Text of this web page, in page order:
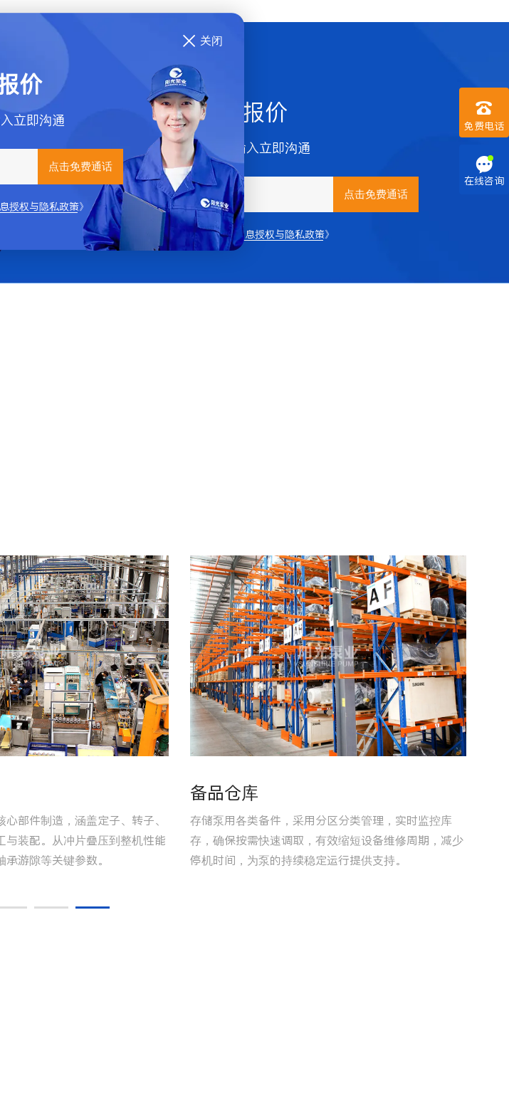
高级工程师
专业为您选型报价
免费电话，无需话费，输入立即沟通
同意上海阳光泵业《个人信息授权与隐私政策》
部件制造，涵盖定子、转子、
与装配。从冲片叠压到整机性能
游隙等关键参数。
备品仓库
存储泵用各类备件，采用分区分类管理，实时监控库
存，确保按需快速调取，有效缩短设备维修周期，减少
停机时间，为泵的持续稳定运行提供支持。
 关闭
价
立即沟通
授权与隐私政策》

免费电话

在线咨询